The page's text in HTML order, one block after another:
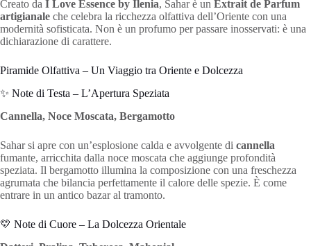
Creato da I Love Essence by Ilenia, Sahar è un Extrait de Parfum
artigianale che celebra la ricchezza olfattiva dell’Oriente con una
modernità sofisticata. Non è un profumo per passare inosservati: è una
dichiarazione di carattere.
Piramide Olfattiva – Un Viaggio tra Oriente e Dolcezza
✨ Note di Testa – L’Apertura Speziata
Cannella, Noce Moscata, Bergamotto
Sahar si apre con un’esplosione calda e avvolgente di cannella
fumante, arricchita dalla noce moscata che aggiunge profondità
speziata. Il bergamotto illumina la composizione con una freschezza
agrumata che bilancia perfettamente il calore delle spezie. È come
entrare in un antico bazar al tramonto.
💛 Note di Cuore – La Dolcezza Orientale